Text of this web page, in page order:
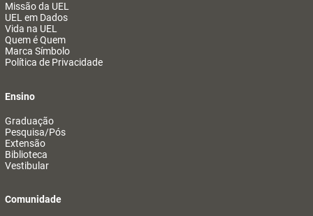
Missão da UEL
UEL em Dados
Vida na UEL
Quem é Quem
Marca Símbolo
Política de Privacidade
Ensino
Graduação
Pesquisa/Pós
Extensão
Biblioteca
Vestibular
Comunidade